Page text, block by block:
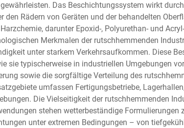
Das Beschichtungssystem wirkt
den Rädern von Geräten und der behandelten
darunter Epoxid-, Polyurethan- und
Merkmalen der rutschhemmenden
unter starkem Verkehrsaufkommen. Diese
sie typischerweise in industriellen Umgebungen
sowie die sorgfältige Verteilung des
umfassen Fertigungsbetriebe,
Die Vielseitigkeit der rutschhemmenden
stehen wetterbeständige
unter extremen Bedingungen – von